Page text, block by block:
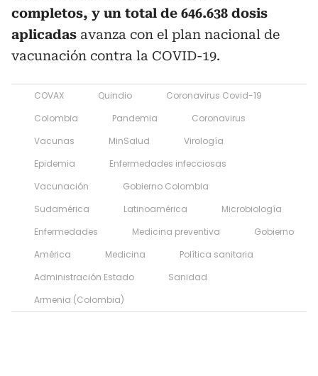
completos, y un total de 646.638 dosis
aplicadas avanza con el plan nacional de
vacunación contra la COVID-19.
COVAX Quindio
Coronavirus Covid-19
Colombia
Pandemia
Coronavirus
Vacunas
MinSalud
Virología
Epidemia
Enfermedades infecciosas
Vacunación
Gobierno Colombia
Sudamérica
Latinoamérica
Microbiología
Enfermedades
Medicina preventiva
Gobierno
América
Medicina
Política sanitaria
Administración Estado
Sanidad
Armenia (Colombia)